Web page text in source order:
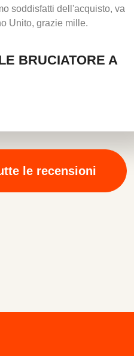
soddisfatti dell'acquisto, va
Unito, grazie mille.
BRUCIATORE A
le recensioni